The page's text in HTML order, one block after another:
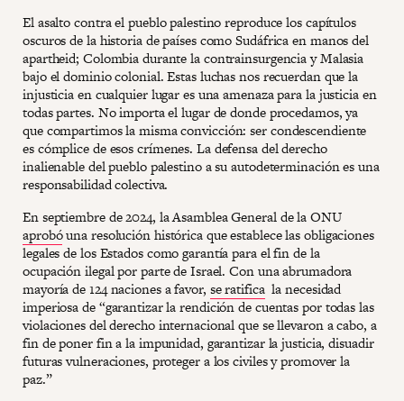
El asalto contra el pueblo palestino reproduce los capítulos
oscuros de la historia de países como Sudáfrica en manos del
apartheid; Colombia durante la contrainsurgencia y Malasia
bajo el dominio colonial. Estas luchas nos recuerdan que la
injusticia en cualquier lugar es una amenaza para la justicia en
todas partes. No importa el lugar de donde procedamos, ya
que compartimos la misma convicción: ser condescendiente
es cómplice de esos crímenes. La defensa del derecho
inalienable del pueblo palestino a su autodeterminación es una
responsabilidad colectiva.
En septiembre de 2024, la Asamblea General de la ONU
aprobóuna resolución histórica que establece las obligaciones
legales de los Estados como garantía para el fin de la
ocupación ilegal por parte de Israel. Con una abrumadora
mayoría de 124 naciones a favor, se ratificala necesidad
imperiosa de “garantizar la rendición de cuentas por todas las
violaciones del derecho internacional que se llevaron a cabo, a
fin de poner fin a la impunidad, garantizar la justicia, disuadir
futuras vulneraciones, proteger a los civiles y promover la
paz.”